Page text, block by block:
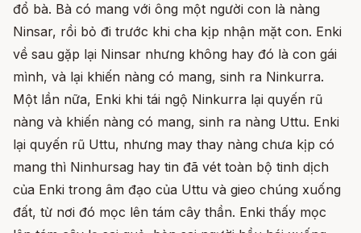
đổ bà. Bà có mang với ông một người con là nàng
Ninsar, rồi bỏ đi trước khi cha kịp nhận mặt con. Enki
về sau gặp lại Ninsar nhưng không hay đó là con gái
mình, và lại khiến nàng có mang, sinh ra Ninkurra.
Một lần nữa, Enki khi tái ngộ Ninkurra lại quyến rũ
nàng và khiến nàng có mang, sinh ra nàng Uttu. Enki
lại quyến rũ Uttu, nhưng may thay nàng chưa kịp có
mang thì Ninhursag hay tin đã vét toàn bộ tinh dịch
của Enki trong âm đạo của Uttu và gieo chúng xuống
đất, từ nơi đó mọc lên tám cây thần. Enki thấy mọc